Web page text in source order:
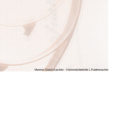
Marmor Granit Aachen - Steinmetzbetrieb L.Radermacher e.K.